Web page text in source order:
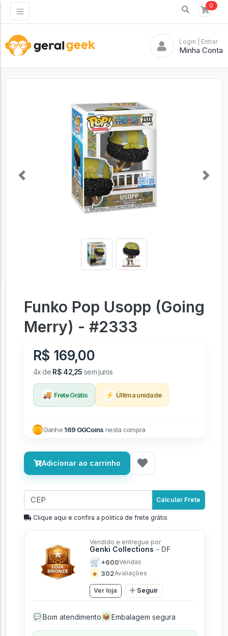
0
Login | Entrar
Minha Conta
Previous Next
Funko Pop Usopp (Going
Merry) - #2333
R$ 169,00
4x de R$ 42,25 sem juros
🚚 Frete Grátis ⚡ Última unidade
Ganhe169 GGCoins nesta compra
Adicionar ao carrinho
Calcular Frete
Clique aqui e confira a politíca de frete grátis
Vendido e entregue por
Genki Collections - DF
🛒 +600Vendas
★ 302Avaliações
Ver loja Seguir
💬 Bom atendimento 📦 Embalagem segura